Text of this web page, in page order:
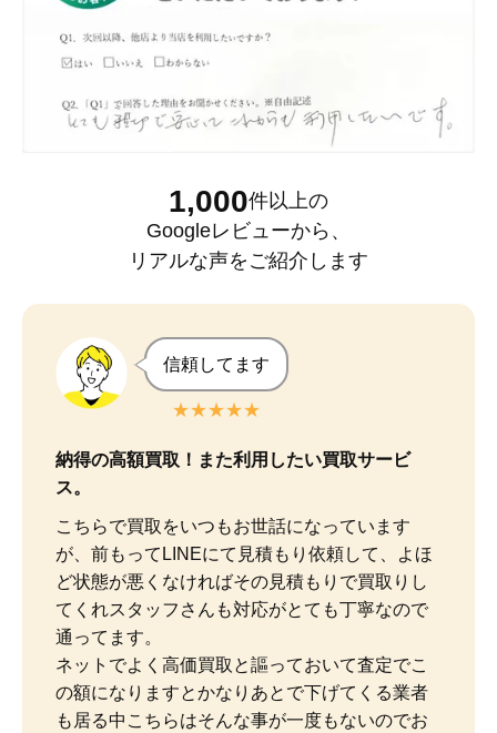
1,000件以上の
Googleレビューから、
リアルな声をご紹介します
信頼してます
★★★★★
納得の高額買取！また利用したい買取サービ
ス。
こちらで買取をいつもお世話になっています
が、前もってLINEにて見積もり依頼して、よほ
ど状態が悪くなければその見積もりで買取りし
てくれスタッフさんも対応がとても丁寧なので
通ってます。
ネットでよく高価買取と謳っておいて査定でこ
の額になりますとかなりあとで下げてくる業者
も居る中こちらはそんな事が一度もないのでお